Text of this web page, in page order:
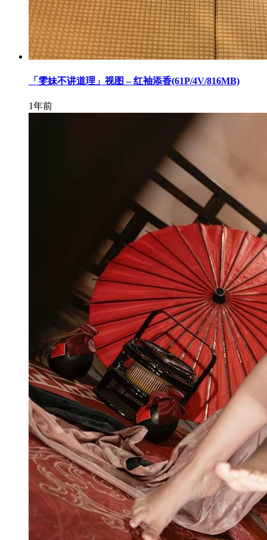
「雯妹不讲道理」视图 – 红袖添香(61P/4V/816MB)
1年前